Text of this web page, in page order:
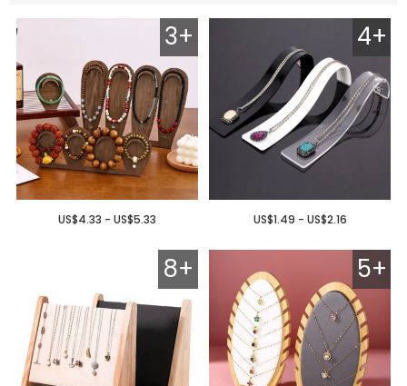
4+
US$1.49 - US$2.16
3+
US$4.33 - US$5.33
5+
8+